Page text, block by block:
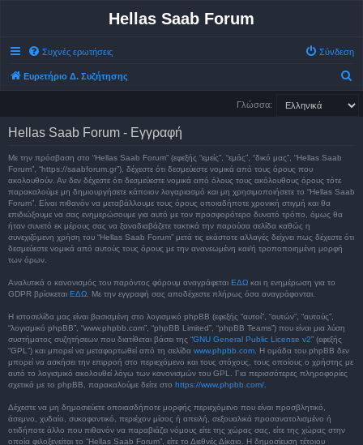
Hellas Saab Forum
Συχνές ερωτήσεις Σύνδεση
Ευρετήριο Δ. Συζήτησης
η
Γλώσσα:
Hellas Saab Forum - Εγγραφή
Με την πρόσβαση στο “Hellas Saab Forum” (εφεξής “εμείς”, “εμάς”, “δικό μας”, “Hellas Saab
Forum”, “https://saabforum.gr”), δέχεστε ότι δεσμεύεστε νομικά από τους όρους που
ακολουθούν. Αν δεν δέχεστε ότι δεσμεύεστε νομικά από όλους τους ακόλουθους όρους τότε
παρακαλούμε μη δημιουργήσετε κάποιον λογαριασμό και μη χρησιμοποιήσετε το “Hellas Saab
Forum”. Είναι πιθανόν να μεταβάλλουμε τους όρους οποιαδήποτε χρονική στιγμή και θα
επιδιώξουμε να σας ενημερώσουμε για αυτό με τον προσφορότερο δυνατό τρόπο, όμως θα
ήταν συνετό εκ μέρους σας να ξαναδιαβάζετε τακτικά την παρούσα σελίδα καθώς η
συνεχιζόμενη χρήση του “Hellas Saab Forum” μετά τις εκάστοτε αλλαγές δείχνει πως δέχεστε ότι
δεσμεύεστε νομικά από αυτούς τους όρους με την ανανεωμένη και/ή τροποποιημένη μορφή
των όρων.
Αναλυτικά ο κανονισμός του παρόντος φόρουμ αναγράφεται ΕΔΩ και η ενημέρωση για το
GDPR βρίσκεται ΕΔΩ . Με την εγγραφή σας αποδέχεστε πλήρως όσα αναγράφονται.
Η ιστοσελίδα μας είναι βασισμένη στο λογισμικό phpBB (εφεξής “αυτοί”, “αυτών”, “αυτούς”,
“λογισμικό phpBB”, “www.phpbb.com”, “phpBB Limited”, “phpBB Teams”) που είναι μια λύση
συστήματος συζητήσεων που διατίθεται βάσει της “GNU General Public License v2” (εφεξής
“GPL”) και μπορεί να μεταφορτωθεί από τη σελίδα www.phpbb.com . Η ομάδα του phpBB δεν
μπορεί να ασκήσει την επιρροή στο περιεχόμενο και τους στόχους, τους οποίους ο χρήστης με
αυτό το λογισμικό ακολουθεί λόγω των κανονισμών του GPL. Για περισσότερες πληροφορίες
σχετικά με το phpBB, παρακαλούμε δείτε στο https://www.phpbb.com/
Δέχεστε να μη δημοσιεύετε οποιασδήποτε μορφής περιεχόμενο που είναι προσβλητικό,
άσεμνο, χυδαίο, συκοφαντικό, περιέχον μίσος ή απειλή, σεξουαλικά προσανατολισμένο ή
οτιδήποτε άλλο που πιθανόν να παραβιάζει νόμους είτε της χώρας σας, είτε της χώρας στην
οποία φιλοξενείται το “Hellas Saab Forum”, είτε το Διεθνές Δίκαιο. Η δημοσίευση τέτοιου